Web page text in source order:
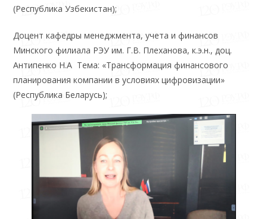
(Республика Узбекистан);
Доцент кафедры менеджмента, учета и финансов
Минского филиала РЭУ им. Г.В. Плеханова, к.э.н., доц.
Антипенко Н.А Тема: «Трансформация финансового
планирования компании в условиях цифровизации»
(Республика Беларусь);